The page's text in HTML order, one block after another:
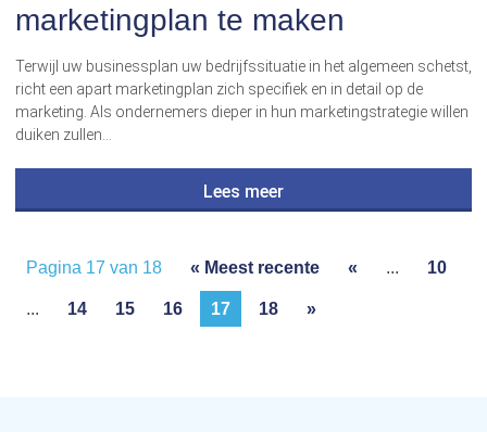
marketingplan te maken
Terwijl uw businessplan uw bedrijfssituatie in het algemeen schetst,
richt een apart marketingplan zich specifiek en in detail op de
marketing. Als ondernemers dieper in hun marketingstrategie willen
duiken zullen…
Lees meer
Pagina 17 van 18 « Meest recente « ... 10
... 14 15 16 17 18 »